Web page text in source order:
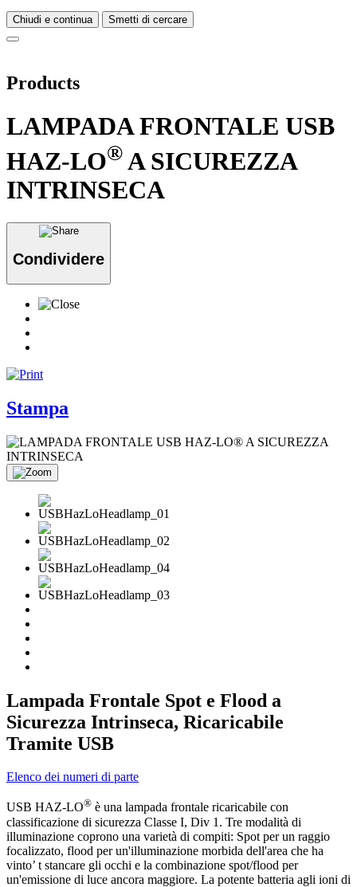
Chiudi e continua Smetti di cercare
Products
LAMPADA FRONTALE USB
HAZ-LO® A SICUREZZA
INTRINSECA
Condividere
Stampa
Lampada Frontale Spot e Flood a
Sicurezza Intrinseca, Ricaricabile
Tramite USB
Elenco dei numeri di parte
USB HAZ-LO® è una lampada frontale ricaricabile con
classificazione di sicurezza Classe I, Div 1. Tre modalità di
illuminazione coprono una varietà di compiti: Spot per un raggio
focalizzato, flood per un'illuminazione morbida dell'area che ha
vinto’ t stancare gli occhi e la combinazione spot/flood per
un'emissione di luce ancora maggiore. La potente batteria agli ioni di